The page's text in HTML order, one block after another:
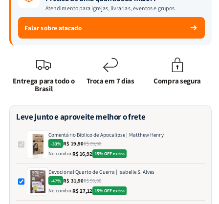
Atendimento para igrejas, livrarias, eventos e grupos.
Falar sobre atacado
Entrega para todo o
Brasil
Troca em 7 dias Compra segura
Leve junto e aproveite melhor o frete
Comentário Bíblico de Apocalipse | Matthew Henry
-33% R$ 19,90R$ 29,90
No combo:R$ 16,92 15% OFF extra
Devocional Quarto de Guerra | Isabelle S. Alves
-47% R$ 31,90R$ 59,90
No combo:R$ 27,12 15% OFF extra